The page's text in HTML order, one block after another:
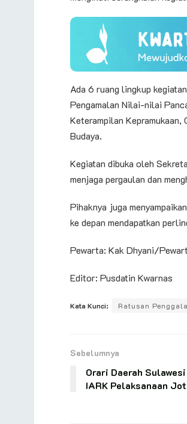
Ada 6 ruang lingkup
Pengamalan Nilai-nilai
Keterampilan
Budaya.
Kegiatan dibuka oleh
menjaga pergaulan dan
Pihaknya juga
ke depan mendapatkan
Pewarta: Kak Dhyani/
Editor: Pusdatin Kwarnas
Kata Kunci: Ratusan
Sebelumnya
Orari Daerah
IARK Pelaksanaan